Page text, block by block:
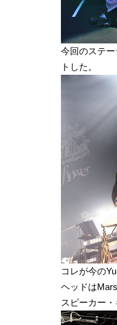
今回のステ
トした。
コレが今の
ヘッドは
スピーカー